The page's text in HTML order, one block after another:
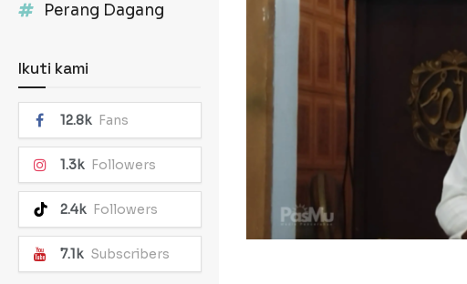
Perang Dagang
Ikuti kami
12.8k Fans
1.3k Followers
2.4k Followers
7.1k Subscribers